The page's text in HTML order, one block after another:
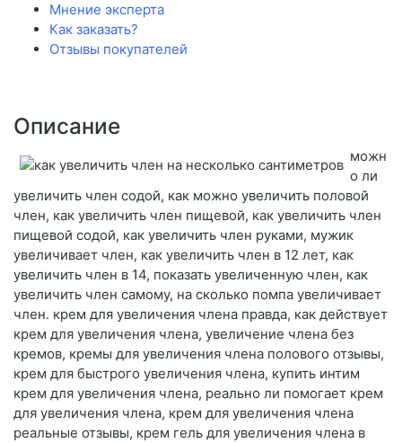
Мнение эксперта
Как заказать?
Отзывы покупателей
Описание
можн
о ли
увеличить член содой, как можно увеличить половой
член, как увеличить член пищевой, как увеличить член
пищевой содой, как увеличить член руками, мужик
увеличивает член, как увеличить член в 12 лет, как
увеличить член в 14, показать увеличенную член, как
увеличить член самому, на сколько помпа увеличивает
член. крем для увеличения члена правда, как действует
крем для увеличения члена, увеличение члена без
кремов, кремы для увеличения члена полового отзывы,
крем для быстрого увеличения члена, купить интим
крем для увеличения члена, реально ли помогает крем
для увеличения члена, крем для увеличения члена
реальные отзывы, крем гель для увеличения члена в